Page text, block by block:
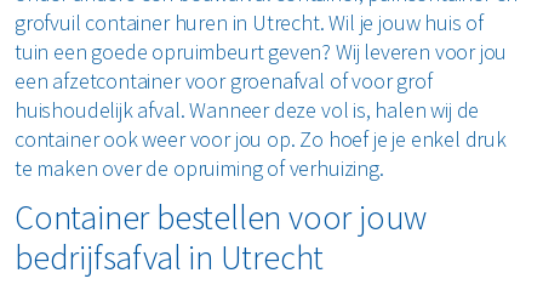
grofvuil container huren in Utrecht. Wil je jouw huis of
tuin een goede opruimbeurt geven? Wij leveren voor jou
een afzetcontainer voor groenafval of voor grof
huishoudelijk afval. Wanneer deze vol is, halen wij de
container ook weer voor jou op. Zo hoef je je enkel druk
te maken over de opruiming of verhuizing.
Container bestellen voor jouw
bedrijfsafval in Utrecht